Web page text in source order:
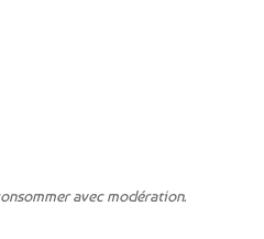
avec modération.